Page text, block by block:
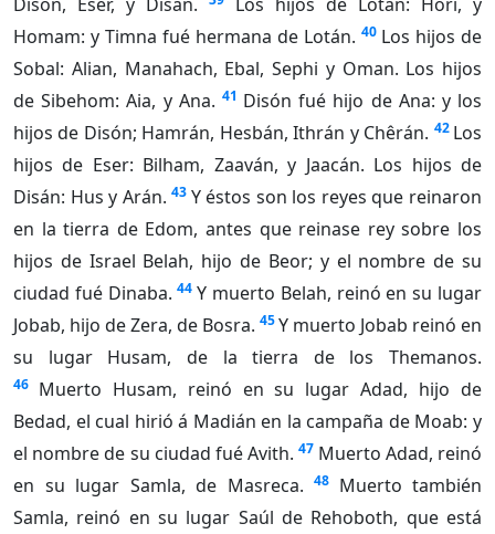
Homam: y Timna fué hermana de Lotán. 40 Los hijos de
Sobal: Alian, Manahach, Ebal, Sephi y Oman. Los hijos
de Sibehom: Aia, y Ana. 41 Disón fué hijo de Ana: y los
hijos de Disón; Hamrán, Hesbán, Ithrán y Chêrán. 42 Los
hijos de Eser: Bilham, Zaaván, y Jaacán. Los hijos de
Disán: Hus y Arán. 43 Y éstos son los reyes que reinaron
en la tierra de Edom, antes que reinase rey sobre los
hijos de Israel Belah, hijo de Beor; y el nombre de su
ciudad fué Dinaba. 44 Y muerto Belah, reinó en su lugar
Jobab, hijo de Zera, de Bosra. 45Y muerto Jobab reinó en
su lugar Husam, de la tierra de los Themanos.
46 Muerto Husam, reinó en su lugar Adad, hijo de
Bedad, el cual hirió á Madián en la campaña de Moab: y
el nombre de su ciudad fué Avith. 47 Muerto Adad, reinó
en su lugar Samla, de Masreca. 48 Muerto también
Samla, reinó en su lugar Saúl de Rehoboth, que está